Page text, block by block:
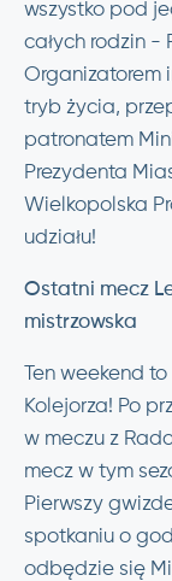
wszystko pod
całych rodzin -
Organizatorem
tryb życia,
patronatem
Prezydenta
Wielkopolska
udziału!
Ostatni mecz
mistrzowska
Ten weekend
Kolejorza! Po
w meczu z
mecz w tym
Pierwszy
spotkaniu o
odbędzie się